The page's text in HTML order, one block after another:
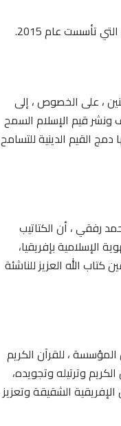
تأسست عام 2015.
، على الخصوص ، إلى
ونشر قيم الإسلام السمح
القيم الدينية للتسامح
رفقي ، أن الكتاتيب
الإسلامية بإفريقيا،
الله العزيز للناشئة
، للقرآن الكريم
وترتيله وتجويده،
الشقيقة وتعزيز